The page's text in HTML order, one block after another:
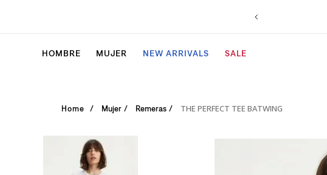
HOMBRE MUJER NEW ARRIVALS SALE
Mujer Remeras THE PERFECT TEE BATWING